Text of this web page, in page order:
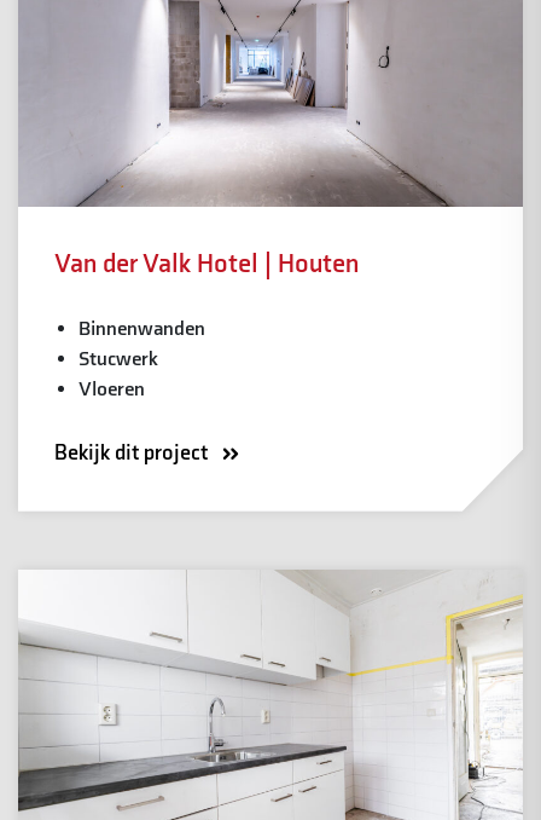
Van der Valk Hotel | Houten
Binnenwanden
Stucwerk
Vloeren
Bekijk dit project